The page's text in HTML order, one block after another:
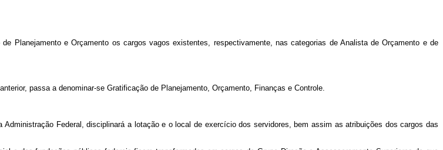
Planejamento e Orçamento os cargos vagos existentes, respectivamente, nas categorias de Analista de Orçamento e de
passa a denominar-se Gratificação de Planejamento, Orçamento, Finanças e Controle.
Federal, disciplinará a lotação e o local de exercício dos servidores, bem assim as atribuições dos cargos das